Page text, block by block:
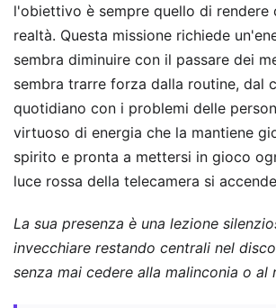
l'obiettivo è sempre quello di rendere
realtà. Questa missione richiede
sembra diminuire con il passare dei
sembra trarre forza dalla routine, dal
quotidiano con i problemi delle
virtuoso di energia che la mantiene
spirito e pronta a mettersi in gioco
luce rossa della telecamera si
La sua presenza è una lezione
invecchiare restando centrali nel
senza mai cedere alla malinconia o al